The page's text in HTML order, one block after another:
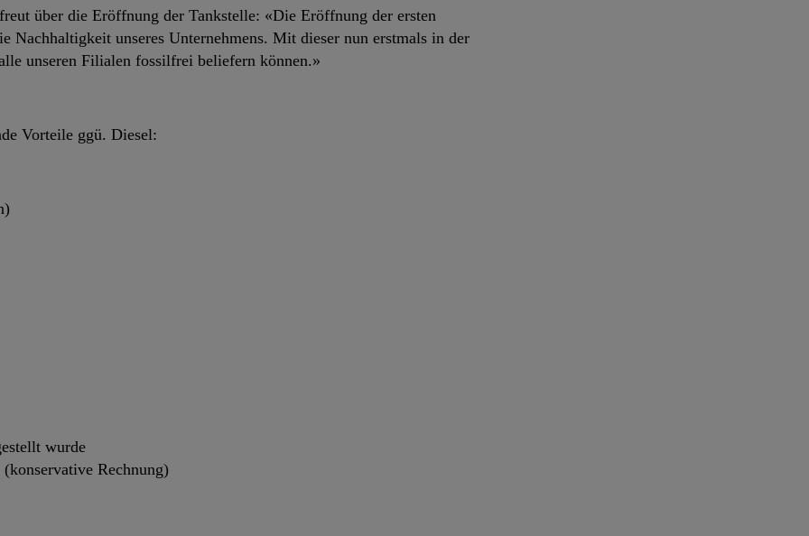
über die Eröffnung der Tankstelle: «Die Eröffnung der ersten
Nachhaltigkeit unseres Unternehmens. Mit dieser nun erstmals in der
unseren Filialen fossilfrei beliefern können.»
Vorteile ggü. Diesel:
wurde
Rechnung)